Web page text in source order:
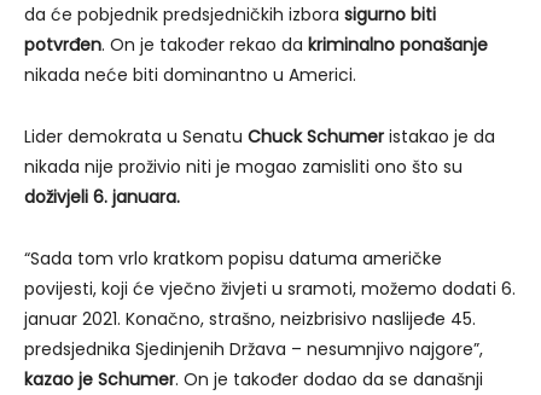
da će pobjednik predsjedničkih izbora sigurno biti
potvrđen. On je također rekao da kriminalno ponašanje
nikada neće biti dominantno u Americi.
Lider demokrata u Senatu Chuck Schumer istakao je da
nikada nije proživio niti je mogao zamisliti ono što su
doživjeli 6. januara.
“Sada tom vrlo kratkom popisu datuma američke
povijesti, koji će vječno živjeti u sramoti, možemo dodati 6.
januar 2021. Konačno, strašno, neizbrisivo naslijeđe 45.
predsjednika Sjedinjenih Država – nesumnjivo najgore”,
kazao je Schumer. On je također dodao da se današnji